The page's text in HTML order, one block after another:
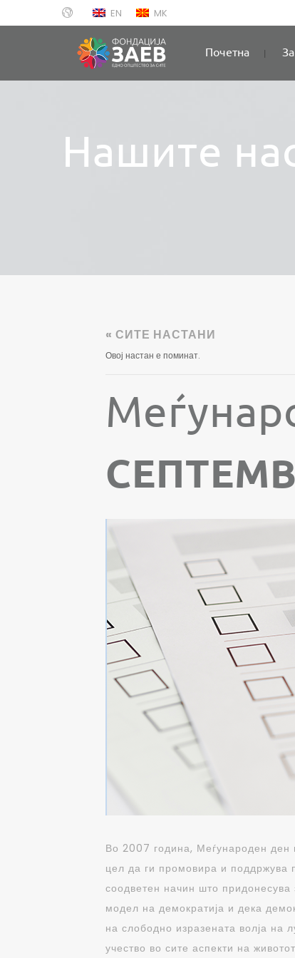
EN MK
Почетна
Нашите
« СИТЕ НАСТАНИ
Овој настан е поминат.
Во 2007 година, Меѓународен ден
цел да ги промовира и поддржува
соодветен начин што придонесува
модел на демократија и дека
на слободно изразената волја на
учество во сите аспекти на